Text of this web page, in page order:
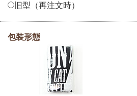
旧型（再注文時）
包装形態